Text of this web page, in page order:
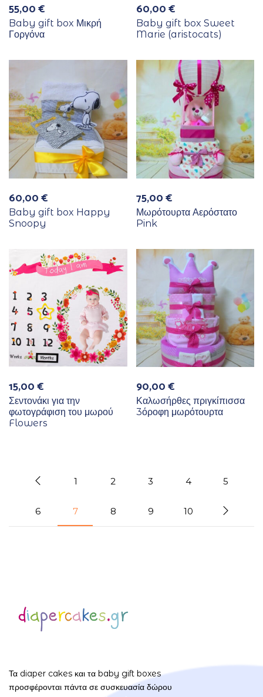
55,00€
Baby gift box Μικρή
Γοργόνα
60,00€
Baby gift box Sweet
Marie (aristocats)
60,00€
Baby gift box Happy
Snoopy
75,00€
Μωρότουρτα Αερόστατο
Pink
15,00€
Σεντονάκι για την
φωτογράφιση του μωρού
Flowers
90,00€
Καλωσήρθες πριγκίπισσα
3όροφη μωρότουρτα
1 2 3 4 5
6 7 8 9 10
Τα diaper cakes και τα baby gift boxes
προσφέρονται πάντα σε συσκευασία δώρου